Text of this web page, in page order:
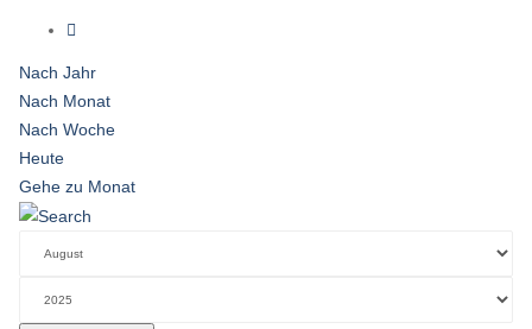
Nach Jahr
Nach Monat
Nach Woche
Heute
Gehe zu Monat